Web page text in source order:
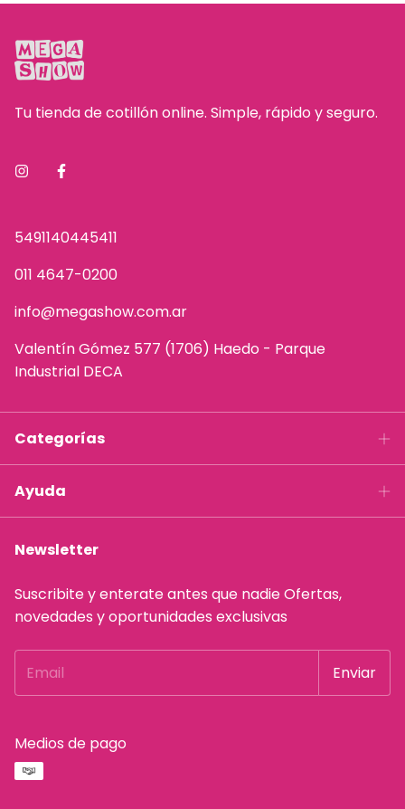
Tu tienda de cotillón online. Simple, rápido y seguro.
5491140445411
011 4647-0200
info@megashow.com.ar
Valentín Gómez 577 (1706) Haedo - Parque
Industrial DECA
Categorías
Ayuda
Newsletter
Suscribite y enterate antes que nadie Ofertas,
novedades y oportunidades exclusivas
Medios de pago